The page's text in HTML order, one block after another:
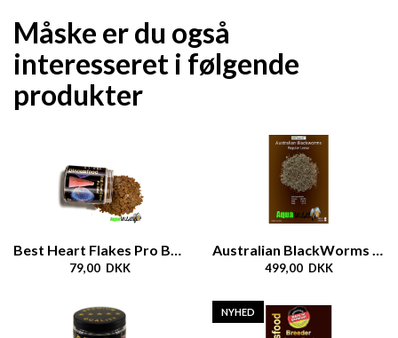
Måske er du også
interesseret i følgende
produkter
Best Heart Flakes Pro Breed
79,00 DKK
Australian BlackWorms Loose Regular
499,00 DKK
NYHED